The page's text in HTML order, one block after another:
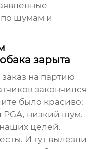
по шумам и
зарыта
на партию
закончился
было красиво:
низкий шум.
целей.
И тут вылезли